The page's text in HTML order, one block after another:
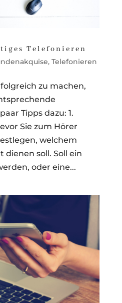
Telefonieren
, Telefonieren
zu machen,
Tipps dazu: 1.
Sie zum Hörer
welchem
dienen soll. Soll ein
oder eine...